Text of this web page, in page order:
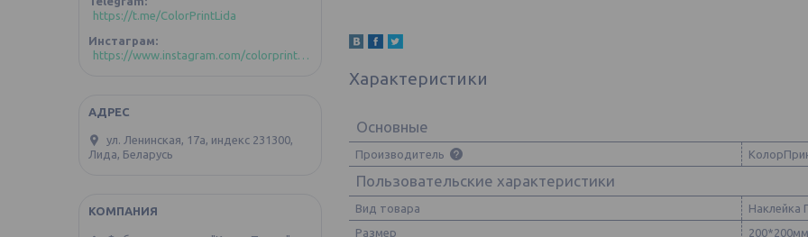
Характеристики
Основные
Производитель
Пользовательские характеристики
Вид товара
Наклейка
Размер
200*200мм
https://t.me/ColorPrintLida
Инстаграм
ул. Ленинская, 17а, индекс 231300,
Лида, Беларусь